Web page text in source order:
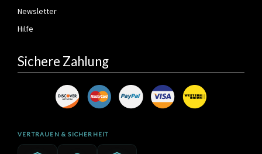
Newsletter
Hilfe
Sichere Zahlung
VERTRAUEN & SICHERHEIT